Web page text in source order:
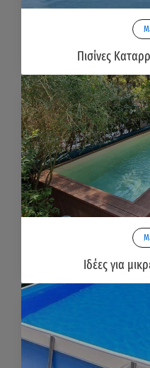
Πισίνες
Ιδέες για